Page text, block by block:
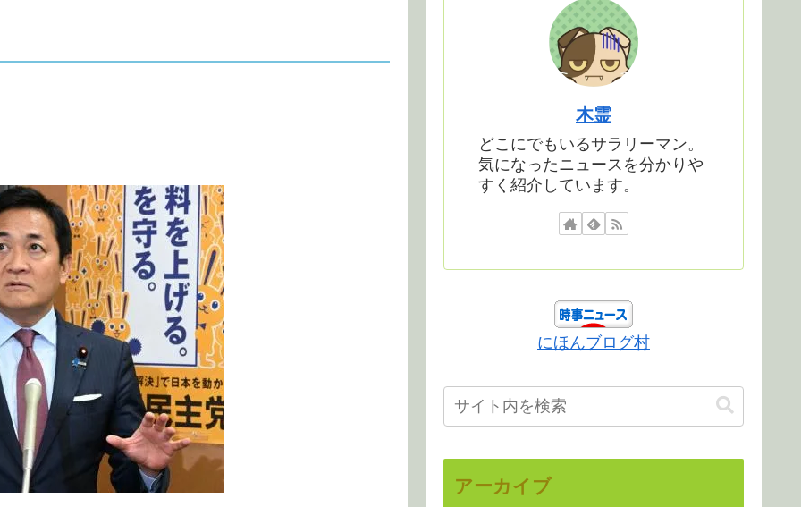
木霊
どこにでもいるサラリーマン。
気になったニュースを分かりや
すく紹介しています。
にほんブログ村
アーカイブ